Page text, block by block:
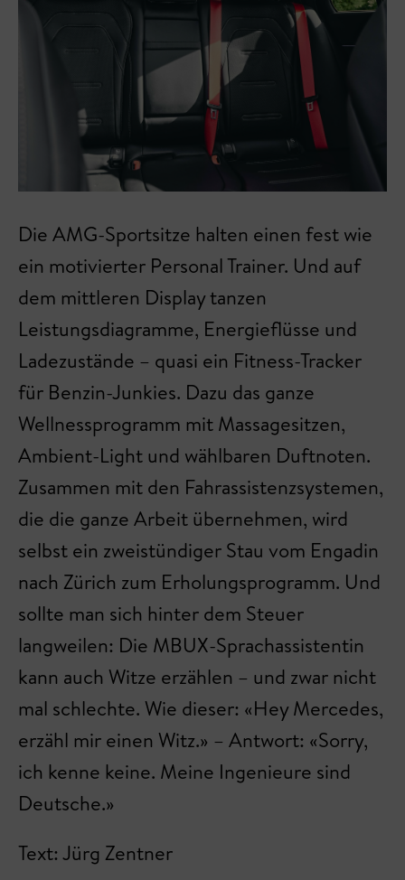
Die AMG-Sportsitze halten einen fest wie
ein motivierter Personal Trainer. Und auf
dem mittleren Display tanzen
Leistungsdiagramme, Energieflüsse und
Ladezustände – quasi ein Fitness-Tracker
für Benzin-Junkies. Dazu das ganze
Wellnessprogramm mit Massagesitzen,
Ambient-Light und wählbaren Duftnoten.
Zusammen mit den Fahrassistenzsystemen,
die die ganze Arbeit übernehmen, wird
selbst ein zweistündiger Stau vom Engadin
nach Zürich zum Erholungsprogramm. Und
sollte man sich hinter dem Steuer
langweilen: Die MBUX-Sprachassistentin
kann auch Witze erzählen – und zwar nicht
mal schlechte. Wie dieser: «Hey Mercedes,
erzähl mir einen Witz.» – Antwort: «Sorry,
ich kenne keine. Meine Ingenieure sind
Deutsche.»
Text: Jürg Zentner